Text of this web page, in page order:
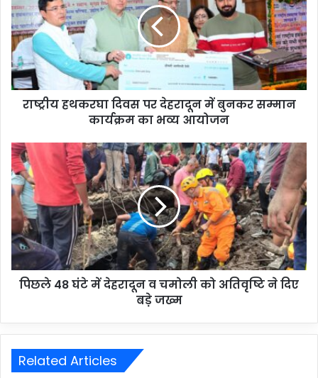
राष्ट्रीय हथकरघा दिवस पर देहरादून में बुनकर सम्मान
कार्यक्रम का भव्य आयोजन
पिछले 48 घंटे में देहरादून व चमोली को अतिवृष्टि ने दिए
बडे़ जख्म
Related Articles